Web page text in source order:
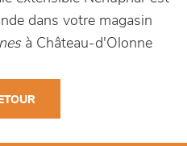
dans votre magasin
à Château-d'Olonne